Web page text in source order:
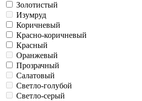
Золотистый
Изумруд
Коричневый
Красно-коричневый
Красный
Оранжевый
Прозрачный
Салатовый
Светло-голубой
Светло-серый